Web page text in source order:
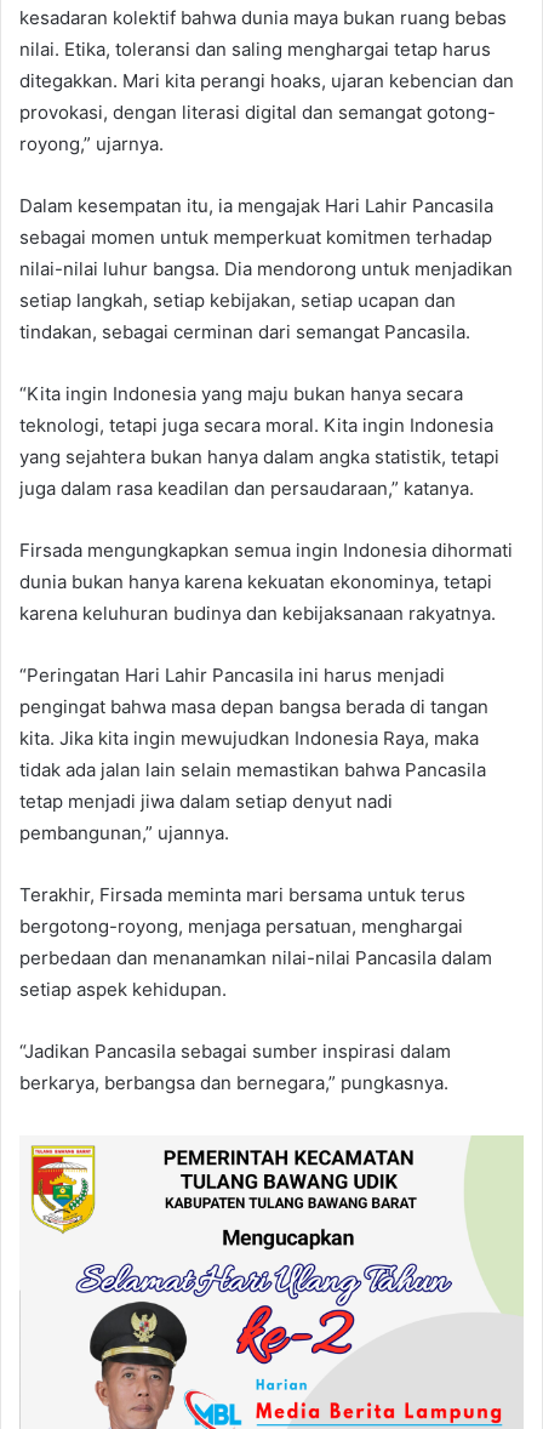
kesadaran kolektif bahwa dunia maya bukan ruang bebas
nilai. Etika, toleransi dan saling menghargai tetap harus
ditegakkan. Mari kita perangi hoaks, ujaran kebencian dan
provokasi, dengan literasi digital dan semangat gotong-
royong,” ujarnya.
Dalam kesempatan itu, ia mengajak Hari Lahir Pancasila
sebagai momen untuk memperkuat komitmen terhadap
nilai-nilai luhur bangsa. Dia mendorong untuk menjadikan
setiap langkah, setiap kebijakan, setiap ucapan dan
tindakan, sebagai cerminan dari semangat Pancasila.
“Kita ingin Indonesia yang maju bukan hanya secara
teknologi, tetapi juga secara moral. Kita ingin Indonesia
yang sejahtera bukan hanya dalam angka statistik, tetapi
juga dalam rasa keadilan dan persaudaraan,” katanya.
Firsada mengungkapkan semua ingin Indonesia dihormati
dunia bukan hanya karena kekuatan ekonominya, tetapi
karena keluhuran budinya dan kebijaksanaan rakyatnya.
“Peringatan Hari Lahir Pancasila ini harus menjadi
pengingat bahwa masa depan bangsa berada di tangan
kita. Jika kita ingin mewujudkan Indonesia Raya, maka
tidak ada jalan lain selain memastikan bahwa Pancasila
tetap menjadi jiwa dalam setiap denyut nadi
pembangunan,” ujannya.
Terakhir, Firsada meminta mari bersama untuk terus
bergotong-royong, menjaga persatuan, menghargai
perbedaan dan menanamkan nilai-nilai Pancasila dalam
setiap aspek kehidupan.
“Jadikan Pancasila sebagai sumber inspirasi dalam
berkarya, berbangsa dan bernegara,” pungkasnya.